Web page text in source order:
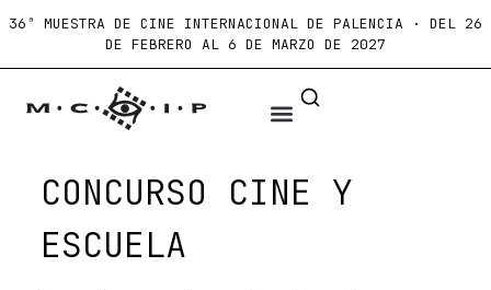
36ª MUESTRA DE CINE INTERNACIONAL DE PALENCIA · DEL 26
DE FEBRERO AL 6 DE MARZO DE 2027
CONCURSO CINE Y
ESCUELA